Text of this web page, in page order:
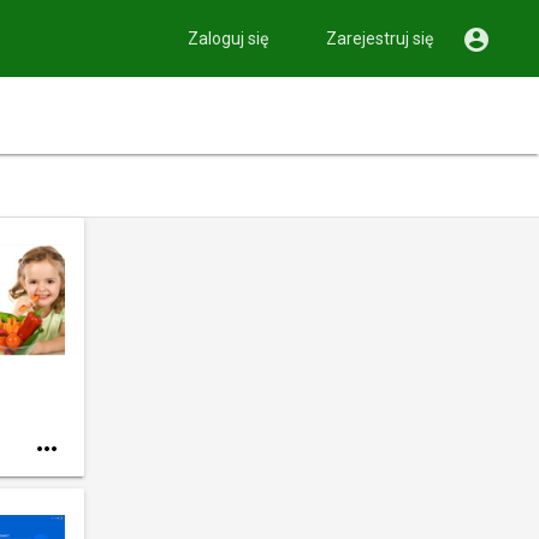
Zaloguj się Zarejestruj się 
